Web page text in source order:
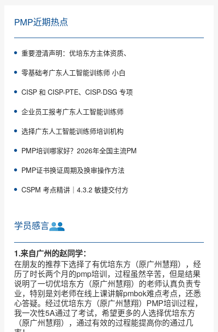
PMP近期热点
重要澄清声明：优培东方主体资质、
零基础考广东人工智能训练师 小白
CISP 和 CISP-PTE、CISP-DSG 专项
企业员工报考广东人工智能训练师
选择广东人工智能训练师培训机构
PMP培训哪家好？2026年全国主流PM
PMP证书换证周期及换审操作方法
CSPM 考点精讲｜4.3.2 敏捷交付方
学员感言
1.来自广州的赵同学：
在朋友的推荐下选择了有优培东方（原广州慧翔），经
历了时长两个月的pmp培训，过程虽然辛苦，但是结果
说明了一切优培东方（原广州慧翔）的老师认真负责专
业，特别是刘老师在线上课讲解pmbok难点考点，还悉
心答疑。经过优培东方（原广州慧翔）PMP培训过程，
我一次性5A通过了考试，希望更多的人选择优培东方
（原广州慧翔），通过有效的过程能提高你的通过几